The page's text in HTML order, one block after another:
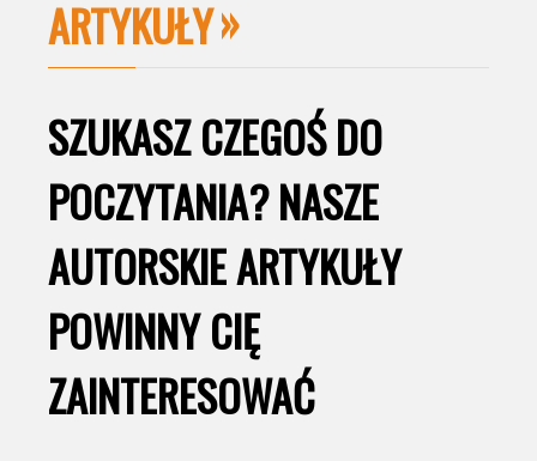
ARTYKUŁY
SZUKASZ CZEGOŚ DO
POCZYTANIA? NASZE
AUTORSKIE ARTYKUŁY
POWINNY CIĘ
ZAINTERESOWAĆ